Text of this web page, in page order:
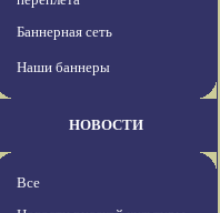
Баннерная сеть
Наши баннеры
НОВОСТИ
Все